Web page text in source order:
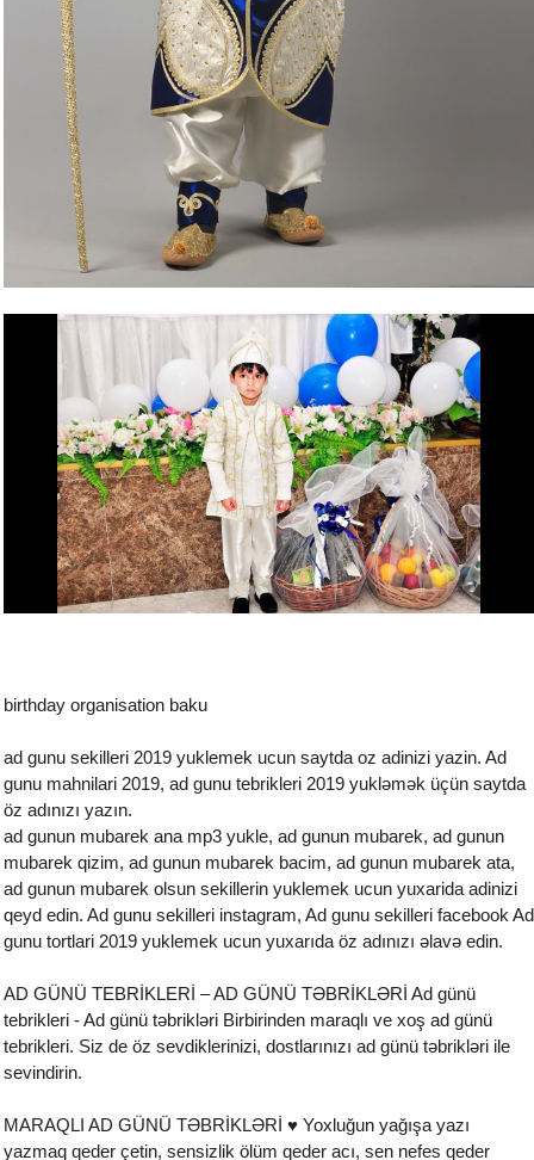
birthday organisation baku
ad gunu sekilleri 2019 yuklemek ucun saytda oz adinizi yazin. Ad
gunu mahnilari 2019, ad gunu tebrikleri 2019 yukləmək üçün saytda
öz adınızı yazın.
ad gunun mubarek ana mp3 yukle, ad gunun mubarek, ad gunun
mubarek qizim, ad gunun mubarek bacim, ad gunun mubarek ata,
ad gunun mubarek olsun sekillerin yuklemek ucun yuxarida adinizi
qeyd edin. Ad gunu sekilleri instagram, Ad gunu sekilleri facebook Ad
gunu tortlari 2019 yuklemek ucun yuxarıda öz adınızı əlavə edin.
AD GÜNÜ TEBRİKLERİ – AD GÜNÜ TƏBRİKLƏRİ Ad günü
tebrikleri - Ad günü təbrikləri Birbirinden maraqlı ve xoş ad günü
tebrikleri. Siz de öz sevdiklerinizi, dostlarınızı ad günü təbrikləri ile
sevindirin.
MARAQLI AD GÜNÜ TƏBRİKLƏRİ ♥ Yoxluğun yağışa yazı
yazmaq qeder çetin, sensizlik ölüm qeder acı, sen nefes qeder